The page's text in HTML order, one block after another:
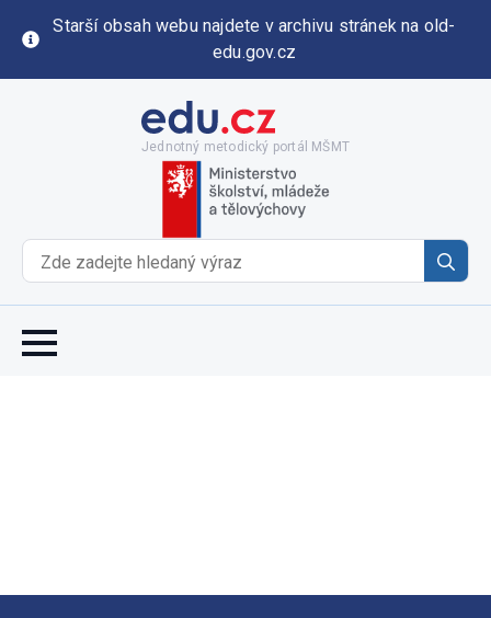
Starší obsah webu najdete v archivu stránek na old-
edu.gov.cz
Jednotný metodický portál MŠMT
for: